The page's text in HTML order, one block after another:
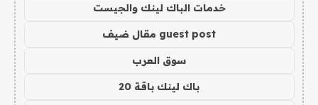
خدمات الباك لينك والجيست
guest post مقال ضيف
سوق العرب
باك لينك باقة 20